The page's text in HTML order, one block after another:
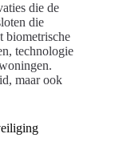
die de
die
biometrische
technologie
maar ook